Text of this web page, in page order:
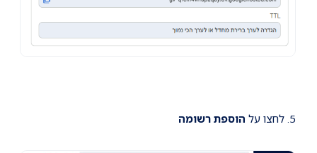
5. לחצו על הוספת רשומה